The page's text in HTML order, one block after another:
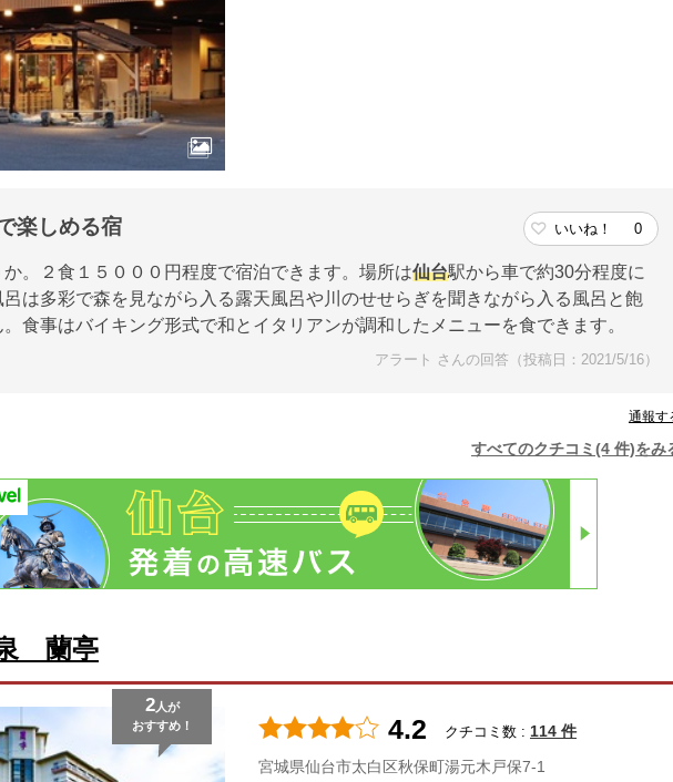
楽しめる宿 いいね！ 0
。２食１５０００円程度で宿泊できます。場所は仙台駅から車で約30分程度に
は多彩で森を見ながら入る露天風呂や川のせせらぎを聞きながら入る風呂と飽
食事はバイキング形式で和とイタリアンが調和したメニューを食できます。
アラート さんの回答（投稿日：2021/5/16）
通報す
すべてのクチコミ(4 件)をみ
蘭亭
2人が
おすすめ！
4.2 クチコミ数 : 114 件
宮城県仙台市太白区秋保町湯元木戸保7-1